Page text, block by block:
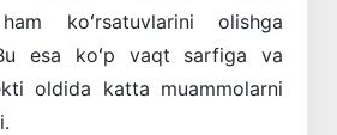
koʻrsatuvlarini olishga
esa koʻp vaqt sarfiga va
oldida katta muammolarni